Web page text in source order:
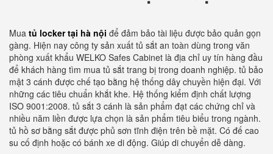
Mua tủ locker tại hà nội để đảm bảo tài liệu được bảo quản gọn
gàng. Hiện nay công ty sản xuất tủ sắt an toàn dùng trong văn
phòng xuất khẩu WELKO Safes Cabinet là địa chỉ uy tín hàng đầu
để khách hàng tìm mua tủ sắt trang bị trong doanh nghiệp. tủ bảo
mật 3 cánh được chế tạo bằng hệ thống dây chuyền hiện đại. Với
những các tiêu chuẩn khắt khe. Hệ thống kiểm định chất lượng
ISO 9001:2008. tủ sắt 3 cánh là sản phẩm đạt các chứng chỉ và
nhiều năm liền được lựa chọn là sản phẩm tiêu biểu trong ngành.
tủ hồ sơ bằng sắt được phủ sơn tĩnh điện trên bề mặt. Có đế cao
su cố định hoặc có bánh xe di động. Giúp di chuyển dễ dàng.